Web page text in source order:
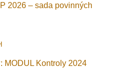
2026 – sada povinných
MODUL Kontroly 2024